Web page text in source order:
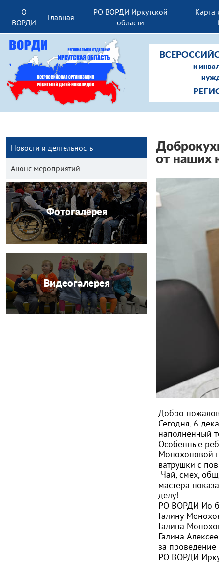
О
ВОРДИ
Главная
РО ВОРДИ Иркутской
области
Карта
и
Новости и деятельность
Анонс мероприятий
Фотогалерея
Видеогалерея
от наших
Добро
Сегодня, 6
наполненный
Особенные
Монохоновой
ватрушки с
Чай, смех,
мастера
делу!
РО ВОРДИ Ио
Галину
Галина
Галина
за проведение
РО ВОРДИ